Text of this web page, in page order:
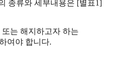
종류와 세부내용은 [별표1]
는 해지하고자 하는
여야 합니다.